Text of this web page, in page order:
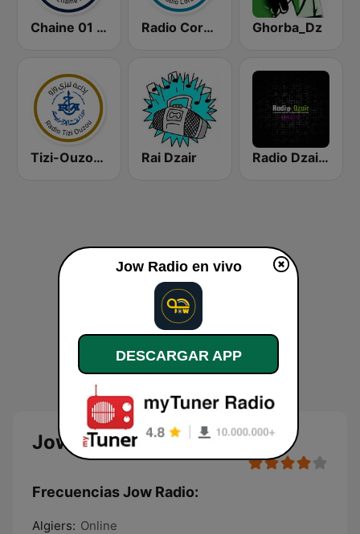
Chaine 01 (القناة الأولى) Radio Coran (إذاعة القرآن الكريم) Ghorba_Dz
Tizi-Ouzou (تيزي وزو) Rai Dzair Radio Dzair - Chaabia (الشعبية)
Jow Radio
Frecuencias Jow Radio:
Algiers: Online
Jow Radio en vivo
DESCARGAR APP